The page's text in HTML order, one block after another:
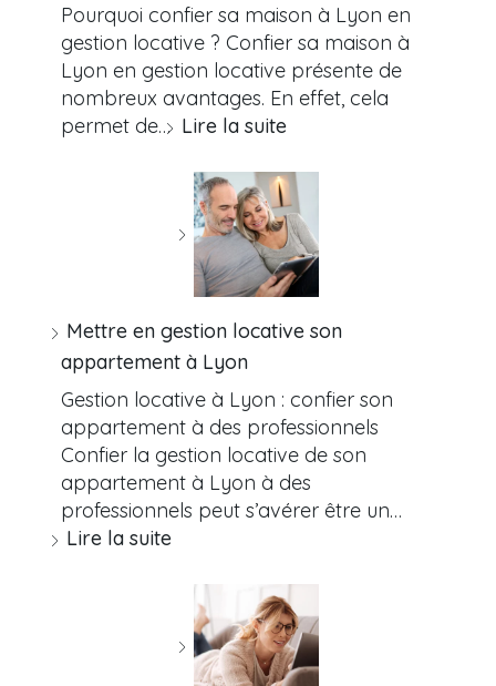
Pourquoi confier sa maison à Lyon en
gestion locative ? Confier sa maison à
Lyon en gestion locative présente de
nombreux avantages. En effet, cela
permet de… Lire la suite
Mettre en gestion locative son
appartement à Lyon
Gestion locative à Lyon : confier son
appartement à des professionnels
Confier la gestion locative de son
appartement à Lyon à des
professionnels peut s’avérer être un…
Lire la suite